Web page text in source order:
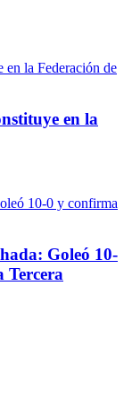
en la
Goleó 10-
Tercera